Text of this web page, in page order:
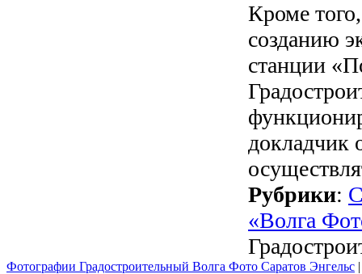
Кроме
созданию
станции
докладчик
Рубрики:
«Волга
Фотографии Градостроительный Волга Фото Саратов Энгельс